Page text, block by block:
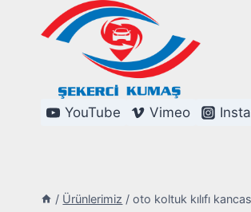
YouTube Vimeo
/ Ürünlerimiz / oto koltuk kılıfı